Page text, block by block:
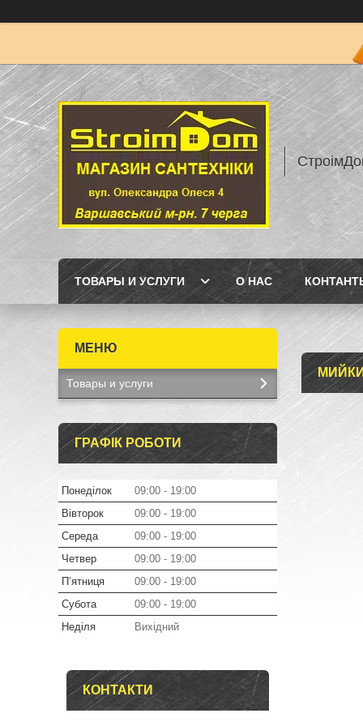
ТОВАРЫ И УСЛУГИ О НАС
Товары и услуги
ГРАФІК РОБОТИ
Понеділок 09:00
19:00
Вівторок
09:00
19:00
Середа
09:00
19:00
Четвер
09:00
19:00
Пʼятниця
09:00
19:00
Субота
09:00
19:00
Неділя
Вихідний
КОНТАКТИ